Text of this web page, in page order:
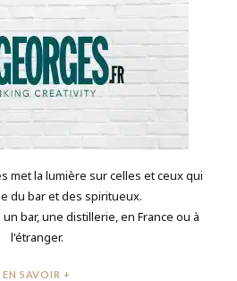
met la lumière sur celles et ceux qui
du bar et des spiritueux.
bar, une distillerie, en France ou à
l'étranger.
EN SAVOIR +